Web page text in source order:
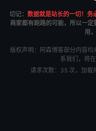
切记： 数据就是站长的一切！务
商家都有跑路的可能，所以一
用
版权声明：阿森博客部分内容
系我们，将
请求次数：35 次，加载